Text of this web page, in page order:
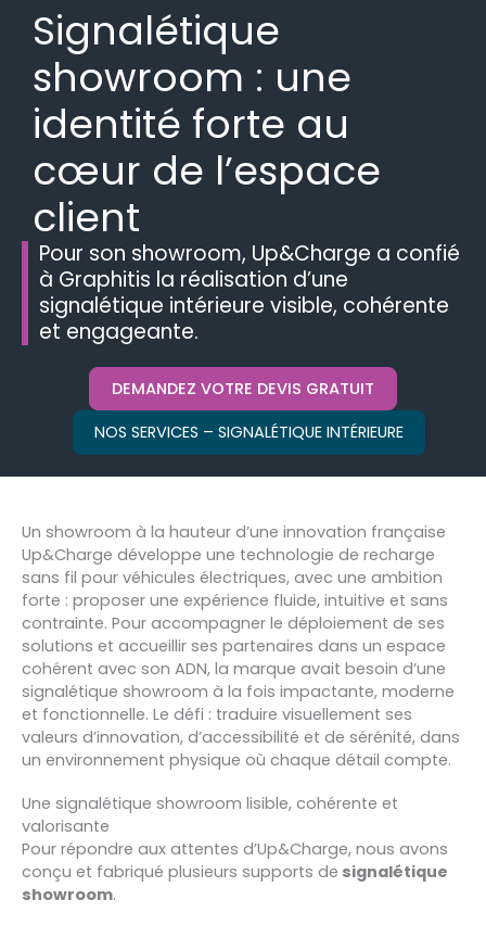
Signalétique
showroom : une
identité forte au
cœur de l’espace
client
Pour son showroom, Up&Charge a confié
à Graphitis la réalisation d’une
signalétique intérieure visible, cohérente
et engageante.
DEMANDEZ VOTRE DEVIS GRATUIT
NOS SERVICES – SIGNALÉTIQUE INTÉRIEURE
Un showroom à la hauteur d’une innovation française
Up&Charge développe une technologie de recharge
sans fil pour véhicules électriques, avec une ambition
forte : proposer une expérience fluide, intuitive et sans
contrainte. Pour accompagner le déploiement de ses
solutions et accueillir ses partenaires dans un espace
cohérent avec son ADN, la marque avait besoin d’une
signalétique showroom à la fois impactante, moderne
et fonctionnelle. Le défi : traduire visuellement ses
valeurs d’innovation, d’accessibilité et de sérénité, dans
un environnement physique où chaque détail compte.
Une signalétique showroom lisible, cohérente et
valorisante
Pour répondre aux attentes d’Up&Charge, nous avons
conçu et fabriqué plusieurs supports de signalétique
showroom.